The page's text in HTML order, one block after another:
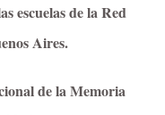
escuelas de la Red
Aires.
de la Memoria